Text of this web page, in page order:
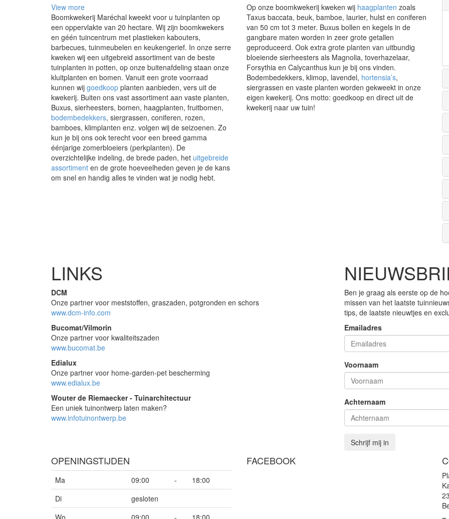
View more
Boomkwekerij Maréchal kweekt voor u tuinplanten op
een oppervlakte van 20 hectare. Wij zijn boomkwekers
en géén tuincentrum met plastieken kabouters,
barbecues, tuinmeubelen en keukengerief. In onze serre
kweken wij een uitgebreid assortiment van de beste
tuinplanten in potten, op onze buitenafdeling staan onze
kluitplanten en bomen. Vanuit een grote voorraad
kunnen wij goedkoop planten aanbieden, vers uit de
kwekerij. Buiten ons vast assortiment aan vaste planten,
Buxus, sierheesters, bomen, haagplanten, fruitbomen,
bodembedekkers, siergrassen, coniferen, rozen,
bamboes, klimplanten enz. volgen wij de seizoenen. Zo
kun je bij ons ook terecht voor een breed gamma
éénjarige zomerbloeiers (perkplanten). De
overzichtelijke indeling, de brede paden, het uitgebreide
assortiment en de grote hoeveelheden geven je de kans
om snel en handig alles te vinden wat je nodig hebt.
Op onze boomkwekerij kweken wij haagplanten zoals
Taxus baccata, beuk, bamboe, laurier, hulst en coniferen
van 50 cm tot 3 meter. Buxus bollen en kegels in de
gangbare maten worden in zeer grote getallen
geproduceerd. Ook extra grote planten van uitbundig
bloeiende sierheesters als Magnolia, toverhazelaar,
Forsythia en Calycanthus kun je bij ons vinden.
Bodembedekkers, klimop, lavendel, hortensia’s,
siergrassen en vaste planten worden gekweekt in onze
eigen kwekerij. Ons motto: goedkoop en direct uit de
kwekerij naar uw tuin!
LINKS
DCM
Onze partner voor meststoffen, graszaden, potgronden en schors
www.dcm-info.com
Bucomat/Vilmorin
Onze partner voor kwaliteitszaden
www.bucomat.be
Edialux
Onze partner voor home-garden-pet bescherming
www.edialux.be
Wouter de Riemaecker - Tuinarchitectuur
Een uniek tuinontwerp laten maken?
www.infotuinontwerp.be
Ben je graag als eerste op de
missen van het laatste
tips, de laatste nieuwtjes en
Emailadres
Voornaam
Achternaam
Schrijf mij in
OPENINGSTIJDEN
Ma 09:00 -
18:00
Di
gesloten
Wo
09:00 - 18:00
FACEBOOK